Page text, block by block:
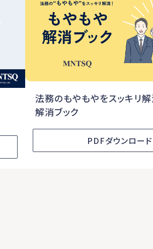
法務のもやもやをスッキリ解
解消ブック
PDFダウンロード